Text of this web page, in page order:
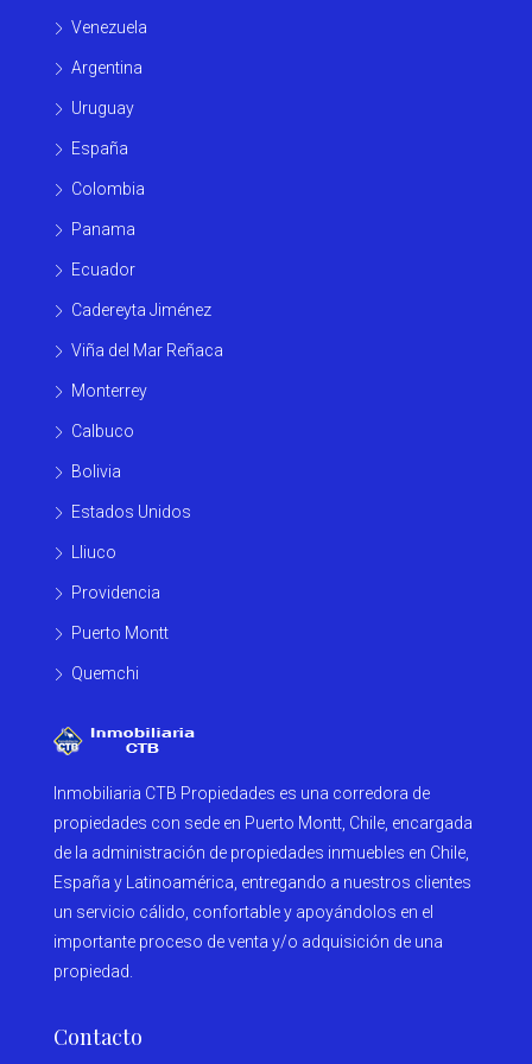
Venezuela
Argentina
Uruguay
España
Colombia
Panama
Ecuador
Cadereyta Jiménez
Viña del Mar Reñaca
Monterrey
Calbuco
Bolivia
Estados Unidos
Lliuco
Providencia
Puerto Montt
Quemchi
Inmobiliaria CTB Propiedades es una corredora de
propiedades con sede en Puerto Montt, Chile, encargada
de la administración de propiedades inmuebles en Chile,
España y Latinoamérica, entregando a nuestros clientes
un servicio cálido, confortable y apoyándolos en el
importante proceso de venta y/o adquisición de una
propiedad.
Contacto